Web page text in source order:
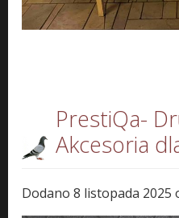
PrestiQa-
Akcesoria
Dodano 8 listopada 2025